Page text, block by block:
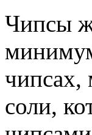
Чипсы
чипсах,
соли,